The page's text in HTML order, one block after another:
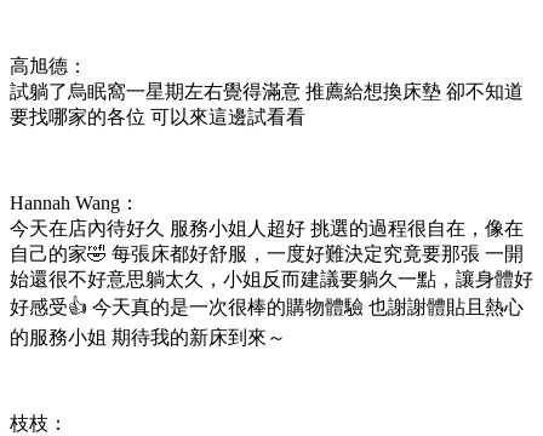
高旭德：
試躺了烏眠窩一星期左右覺得滿意 推薦給想換床墊 卻不知道
要找哪家的各位 可以來這邊試看看
Hannah Wang：
今天在店內待好久 服務小姐人超好 挑選的過程很自在，像在
自己的家🤣 每張床都好舒服，一度好難決定究竟要那張 一開
始還很不好意思躺太久，小姐反而建議要躺久一點，讓身體好
好感受👍 今天真的是一次很棒的購物體驗 也謝謝體貼且熱心
的服務小姐 期待我的新床到來～
枝枝：